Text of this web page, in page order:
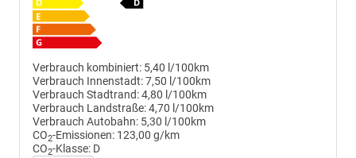
Verbrauch kombiniert: 5,40 l/100km
Verbrauch Innenstadt:7,50 l/100km
Verbrauch Stadtrand:4,80 l/100km
Verbrauch Landstraße:4,70 l/100km
Verbrauch Autobahn: 5,30 l/100km
CO2-Emissionen: 123,00 g/km
CO2-Klasse: D